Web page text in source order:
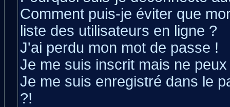
Comment puis-je éviter que
liste des utilisateurs en ligne ?
J'ai perdu mon mot de passe !
Je me suis inscrit mais ne
Je me suis enregistré dans le
?!